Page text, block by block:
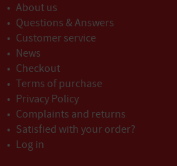
About us
Questions & Answers
Customer service
News
Checkout
Terms of purchase
Privacy Policy
Complaints and returns
Satisfied with your order?
Log in